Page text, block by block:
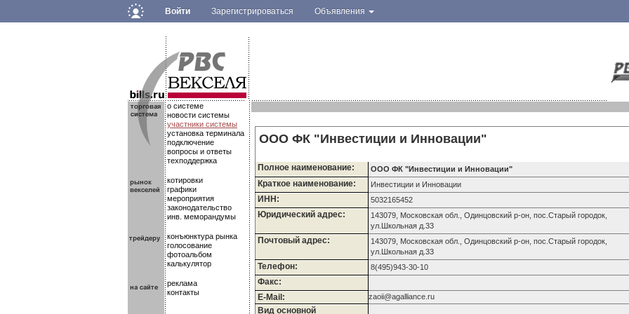
Войти Зарегистрироваться Объявления
.
.о системе
новости системы
участники системы
установка терминала
подключение
вопросы и ответы
техподдержка
котировки
графики
мероприятия
законодательство
инв. меморандумы
конъюнктура рынка
голосование
фотоальбом
калькулятор
реклама
контакты
.
ООО ФК "Инвестиции и Инновации"
Полное наименование: ООО ФК "Инвестиции и Инновации"
Краткое наименование: Инвестиции и Инновации
ИНН: 5032165452
Юридический адрес:
143079, Московская обл., Одинцовский р-он, пос.Старый городок,
ул.Школьная д.33
Почтовый адрес:
143079, Московская обл., Одинцовский р-он, пос.Старый городок,
ул.Школьная д.33
Телефон: 8(495)943-30-10
Факс:
E-Mail:
zaoii@agalliance.ru
Вид основной